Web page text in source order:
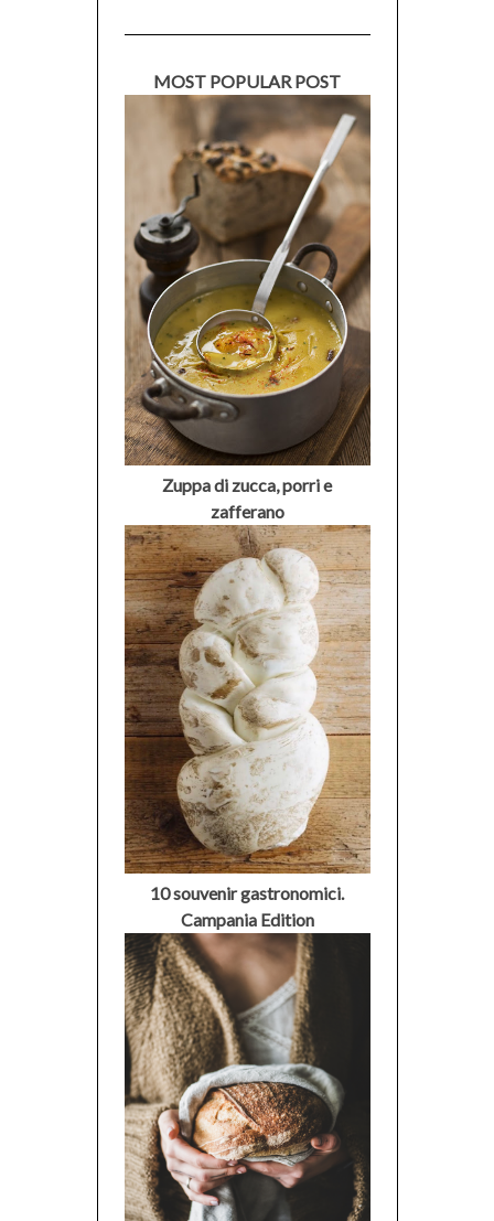
MOST POPULAR POST
Zuppa di zucca, porri e
zafferano
10 souvenir gastronomici.
Campania Edition